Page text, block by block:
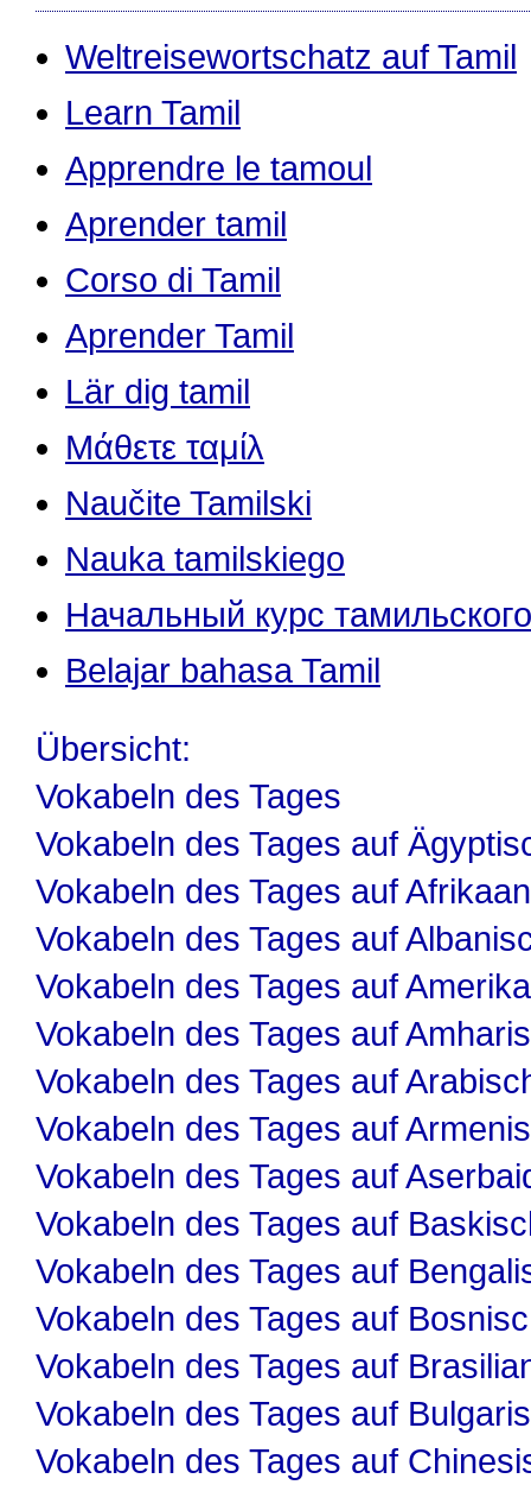
Weltreisewortschatz auf Tamil
Learn Tamil
Apprendre le tamoul
Aprender tamil
Corso di Tamil
Aprender Tamil
Lär dig tamil
Μάθετε ταμίλ
Naučite Tamilski
Nauka tamilskiego
Начальный курс
Belajar bahasa Tamil
Übersicht:
Vokabeln des Tages
Vokabeln des Tages auf
Vokabeln des Tages auf
Vokabeln des Tages auf
Vokabeln des Tages auf
Vokabeln des Tages auf
Vokabeln des Tages auf
Vokabeln des Tages auf
Vokabeln des Tages auf
Vokabeln des Tages auf
Vokabeln des Tages auf
Vokabeln des Tages auf
Vokabeln des Tages auf
Vokabeln des Tages auf
Vokabeln des Tages auf